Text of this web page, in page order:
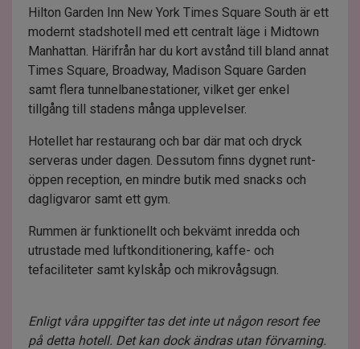
Hilton Garden Inn New York Times Square South är ett
modernt stadshotell med ett centralt läge i Midtown
Manhattan. Härifrån har du kort avstånd till bland annat
Times Square, Broadway, Madison Square Garden
samt flera tunnelbanestationer, vilket ger enkel
tillgång till stadens många upplevelser.
Hotellet har restaurang och bar där mat och dryck
serveras under dagen. Dessutom finns dygnet runt-
öppen reception, en mindre butik med snacks och
dagligvaror samt ett gym.
Rummen är funktionellt och bekvämt inredda och
utrustade med luftkonditionering, kaffe- och
tefaciliteter samt kylskåp och mikrovågsugn.
Enligt våra uppgifter tas det inte ut någon resort fee
på detta hotell. Det kan dock ändras utan förvarning.